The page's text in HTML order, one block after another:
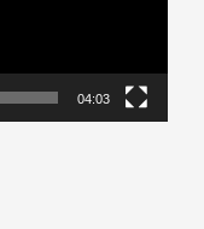
04:03